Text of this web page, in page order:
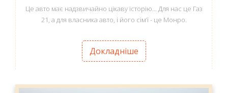
Це авто має надзвичайно цікаву історію... Для нас це Газ
21, а для власника авто, і його сім‘ї - це Монро.
Докладніше